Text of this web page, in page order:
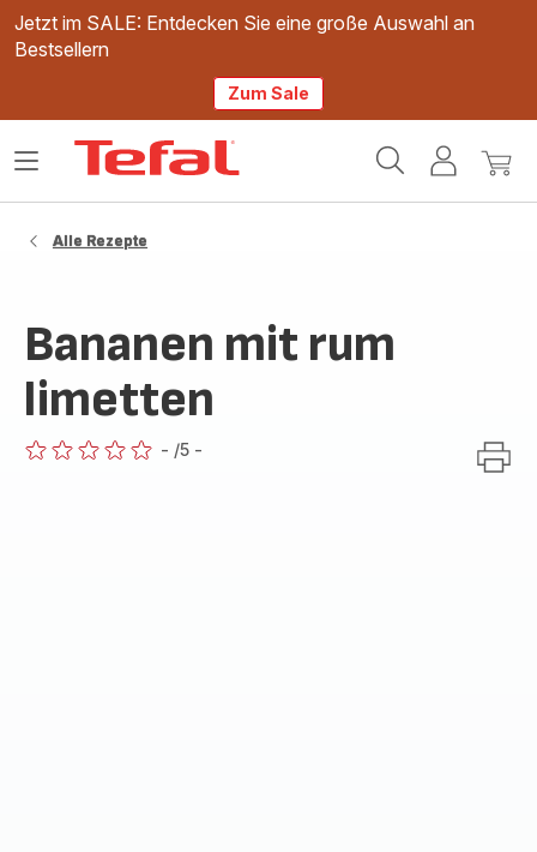
Jetzt im SALE: Entdecken Sie eine große Auswahl an
Bestsellern
Zum Sale
Mein
Mein
Das
Alle Rezepte
Bananen mit rum
limetten
- /5 -